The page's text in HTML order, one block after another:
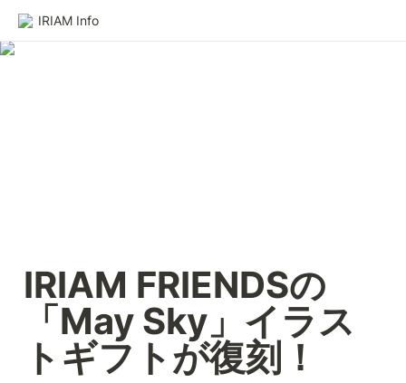
IRIAM Info
IRIAM FRIENDSの
「May Sky」イラス
トギフトが復刻！